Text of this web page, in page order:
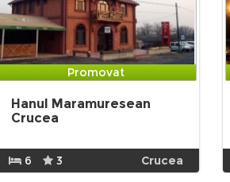
Promovat
Hanul Maramuresean
Crucea
6 3 Crucea